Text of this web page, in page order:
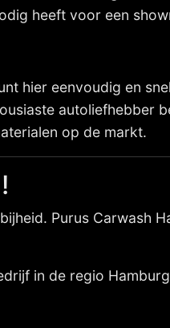
heeft voor een
hier eenvoudig en
autoliefhebber
op de markt.
Purus Carwash
in de regio